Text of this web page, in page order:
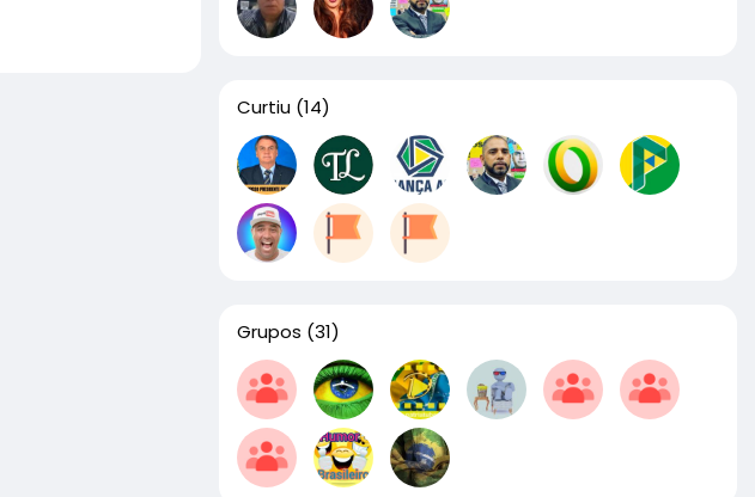
Curtiu (14)
Grupos (31)